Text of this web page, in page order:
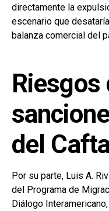
directamente la
escenario que
balanza comercial del
Riesgos
del
Por su parte, Luis A.
del Programa de
Diálogo